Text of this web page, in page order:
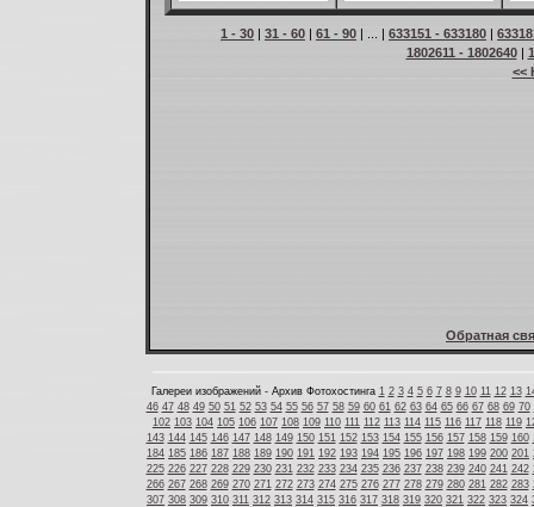
1 - 30 | 31 - 60 | 61 - 90 | ... | 633151 - 633180 |
1802611 - 1802640|
<<
Обратная
Галереи изображений - Архив Фотохостинга 1 2 3 4 5 6 7 8 9 10 11 12 13
46 47 48 49 50 51 52 53 54 55 56 57 58 59 60 61 62 63 64 65 66 67 68 69 70
102 103 104 105 106 107 108 109 110 111 112 113 114 115 116 117 118 119
143 144 145 146 147 148 149 150 151 152 153 154 155 156 157 158 159 160
184 185 186 187 188 189 190 191 192 193 194 195 196 197 198 199 200 201
225 226 227 228 229 230 231 232 233 234 235 236 237 238 239 240 241 242
266 267 268 269 270 271 272 273 274 275 276 277 278 279 280 281 282 283
307 308 309 310 311 312 313 314 315 316 317 318 319 320 321 322 323 324